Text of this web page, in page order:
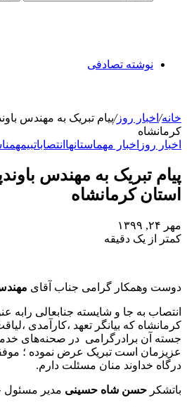
نوشته تصادفی
خانه/ اخبار روز/پیام تبریک به مهندس
کرمانشاه
اخبار روز اخبار مهماستانها انتصاباتبیمه
پیام تبریک به مهندس
استان کرمانشاه
مهر ۲۴, ۱۳۹۹
کمتر از یک دقیقه
دوست وهمکار گرامی جناب آقای
انتصاب به جا و شایسته جنابعالی رابه
کرمانشاه که بیانگر تعهد ،کارآمدی
جسته آن برادرگرامی در صحنه‌های‌
عزیزمان است تبریک عرض نموده ؛
درگاه خداوند منان مسئلت دارم.
باتشکر حسن شاه حسینی مدیر مسئول